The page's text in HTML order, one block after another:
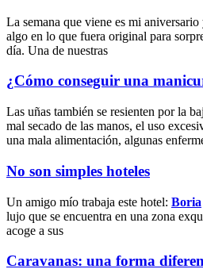
La semana que viene es mi
algo en lo que fuera original para
día. Una de nuestras
¿Cómo conseguir una
Las uñas también se resienten por la
mal secado de las manos, el uso
una mala alimentación, algunas
No son simples hoteles
Un amigo mío trabaja este hotel: Boria
lujo que se encuentra en una zona
acoge a sus
Caravanas: una forma